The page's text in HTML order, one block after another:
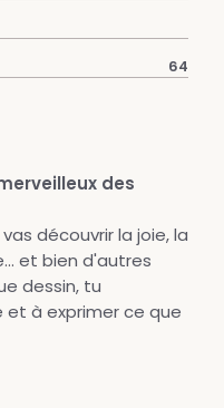
64
des
découvrir la joie, la
et bien d'autres
dessin, tu
à exprimer ce que